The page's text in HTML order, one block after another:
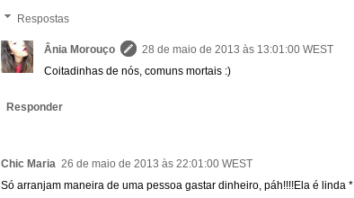
Respostas
Ânia Morouço
28 de maio de 2013 às 13:01:00 WEST
Coitadinhas de nós, comuns mortais :)
Responder
Chic Maria 26 de maio de 2013 às 22:01:00 WEST
Só arranjam maneira de uma pessoa gastar dinheiro, páh!!!!Ela é linda *